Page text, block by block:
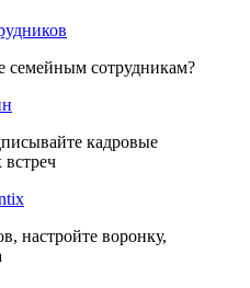
семейным сотрудникам?
кадровые
настройте воронку,